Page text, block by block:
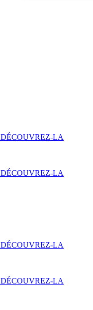
DÉCOUVREZ-LA
DÉCOUVREZ-LA
DÉCOUVREZ-LA
DÉCOUVREZ-LA